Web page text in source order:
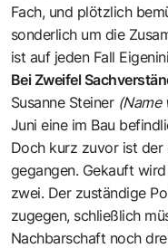
Fach, und plötzlich
sonderlich um die
ist auf jeden Fall
Bei Zweifel
Susanne Steiner (Name
Juni eine im Bau
Doch kurz zuvor ist der
gegangen. Gekauft
zwei. Der zuständige
zugegen, schließlich
Nachbarschaft noch